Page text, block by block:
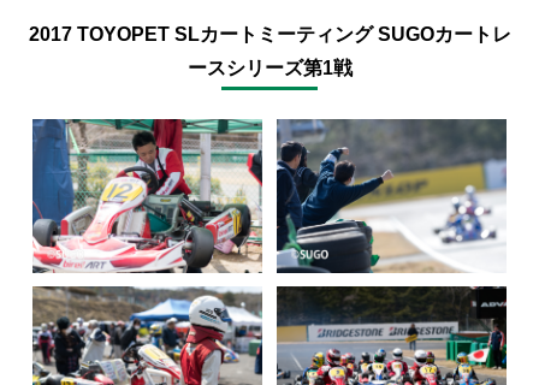
2017 TOYOPET SLカートミーティング SUGOカートレ
ースシリーズ第1戦